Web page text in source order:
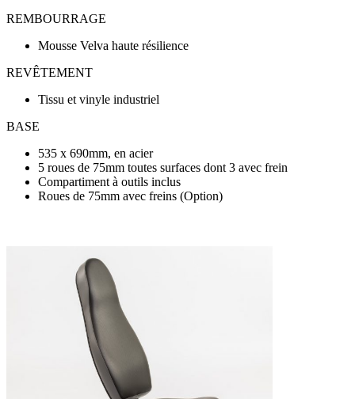
REMBOURRAGE
Mousse Velva haute résilience
REVÊTEMENT
Tissu et vinyle industriel
BASE
535 x 690mm, en acier
5 roues de 75mm toutes surfaces dont 3 avec frein
Compartiment à outils inclus
Roues de 75mm avec freins (Option)